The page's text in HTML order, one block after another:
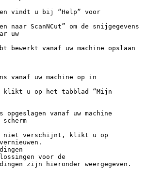
vindt u bij “Help” voor
naar ScanNCut” om de snijgegevens
uw
bewerkt vanaf uw machine opslaan
vanaf uw machine op in
klikt u op het tabblad “Mijn
vanaf uw machine
niet verschijnt, klikt u op
voor de
zijn hieronder weergegeven.